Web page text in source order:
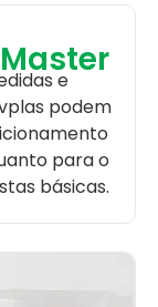
e
podem
para o
básicas.